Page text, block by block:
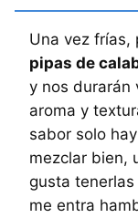
Una vez frías,
pipas de
y nos durarán
aroma y
sabor solo
mezclar bien,
gusta
me entra